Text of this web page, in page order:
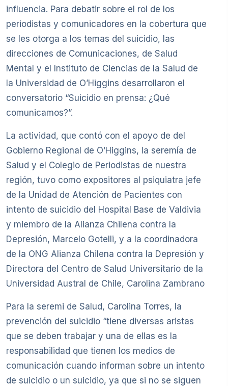
influencia. Para debatir sobre el rol de los
periodistas y comunicadores en la cobertura que
se les otorga a los temas del suicidio, las
direcciones de Comunicaciones, de Salud
Mental y el Instituto de Ciencias de la Salud de
la Universidad de O’Higgins desarrollaron el
conversatorio “Suicidio en prensa: ¿Qué
comunicamos?”.
La actividad, que contó con el apoyo de del
Gobierno Regional de O’Higgins, la seremía de
Salud y el Colegio de Periodistas de nuestra
región, tuvo como expositores al psiquiatra jefe
de la Unidad de Atención de Pacientes con
intento de suicidio del Hospital Base de Valdivia
y miembro de la Alianza Chilena contra la
Depresión, Marcelo Gotelli, y a la coordinadora
de la ONG Alianza Chilena contra la Depresión y
Directora del Centro de Salud Universitario de la
Universidad Austral de Chile, Carolina Zambrano
Para la seremi de Salud, Carolina Torres, la
prevención del suicidio “tiene diversas aristas
que se deben trabajar y una de ellas es la
responsabilidad que tienen los medios de
comunicación cuando informan sobre un intento
de suicidio o un suicidio, ya que si no se siguen